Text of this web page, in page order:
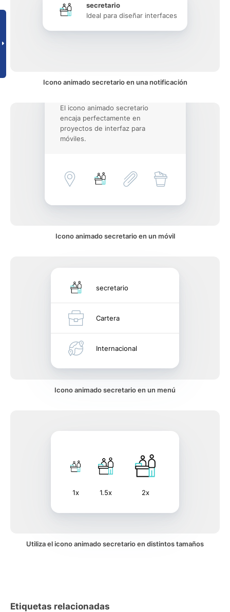
secretario
Ideal para diseñar interfaces
Icono animado secretario en una notificación
El icono animado secretario
encaja perfectamente en
proyectos de interfaz para
móviles.
Icono animado secretario en un móvil
secretario
Cartera
Internacional
Icono animado secretario en un menú
1x 1.5x 2x
Utiliza el icono animado secretario en distintos tamaños
Etiquetas relacionadas